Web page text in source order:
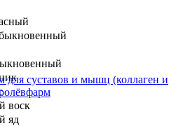
воск
яд
для суставов и мышц (коллаген и